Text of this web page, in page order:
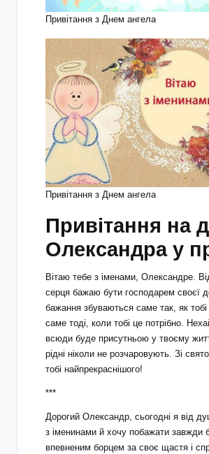
Привітання з Днем ангела
Привітання з Днем ангела
Привітання на
Олександра у
Вітаю тебе з іменами, Олександре.
серця бажаю бути господарем своєї
бажання збуваються саме так, як тобі
саме тоді, коли тобі це потрібно.
всюди буде присутньою у твоєму
рідні ніколи не розчаровують. Зі
тобі найпрекраснішого!
***
Дорогий Олександр, сьогодні я від
з іменинами й хочу побажати завжди
впевненим борцем за своє щастя і